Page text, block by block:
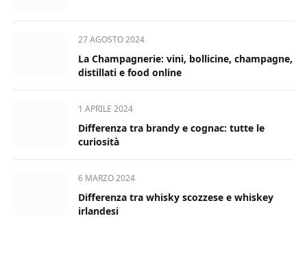
27 AGOSTO 2024
La Champagnerie: vini, bollicine, champagne,
distillati e food online
1 APRILE 2024
Differenza tra brandy e cognac: tutte le
curiosità
6 MARZO 2024
Differenza tra whisky scozzese e whiskey
irlandesi